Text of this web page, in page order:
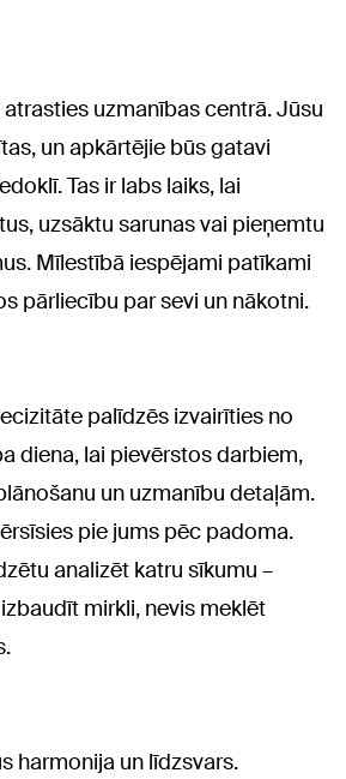
uzmanības centrā. Jūsu
un apkārtējie būs gatavi
Tas ir labs laiks, lai
uzsāktu sarunas vai pieņemtu
Mīlestībā iespējami patīkami
pārliecību par sevi un nākotni.
palīdzēs izvairīties no
diena, lai pievērstos darbiem,
un uzmanību detaļām.
pie jums pēc padoma.
analizēt katru sīkumu –
mirkli, nevis meklēt
harmonija un līdzsvars.